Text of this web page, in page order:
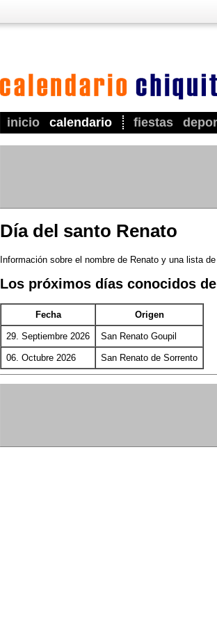
inicio calendario fiestas
Día del santo Renato
Información sobre el nombre de Renato y una lista
Los próximos días conocidos
Fecha Origen
29. Septiembre 2026 San Renato Goupil
06. Octubre 2026 San Renato de Sorrento